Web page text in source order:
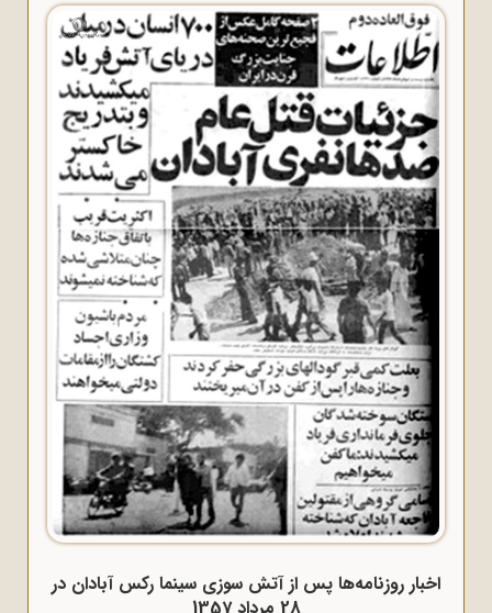
اخبار روزنامه‌ها پس از آتش سوزی سینما رکس آبادان در